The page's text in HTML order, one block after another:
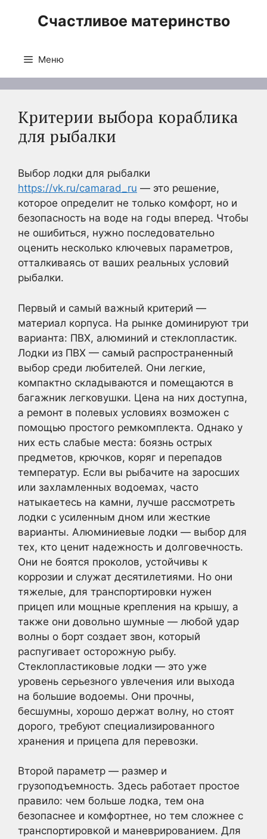
Счастливое материнство
Меню
Критерии выбора кораблика
для рыбалки
Выбор лодки для рыбалки
https://vk.ru/camarad_ru — это решение,
которое определит не только комфорт, но и
безопасность на воде на годы вперед. Чтобы
не ошибиться, нужно последовательно
оценить несколько ключевых параметров,
отталкиваясь от ваших реальных условий
рыбалки.
Первый и самый важный критерий —
материал корпуса. На рынке доминируют три
варианта: ПВХ, алюминий и стеклопластик.
Лодки из ПВХ — самый распространенный
выбор среди любителей. Они легкие,
компактно складываются и помещаются в
багажник легковушки. Цена на них доступна,
а ремонт в полевых условиях возможен с
помощью простого ремкомплекта. Однако у
них есть слабые места: боязнь острых
предметов, крючков, коряг и перепадов
температур. Если вы рыбачите на заросших
или захламленных водоемах, часто
натыкаетесь на камни, лучше рассмотреть
лодки с усиленным дном или жесткие
варианты. Алюминиевые лодки — выбор для
тех, кто ценит надежность и долговечность.
Они не боятся проколов, устойчивы к
коррозии и служат десятилетиями. Но они
тяжелые, для транспортировки нужен
прицеп или мощные крепления на крышу, а
также они довольно шумные — любой удар
волны о борт создает звон, который
распугивает осторожную рыбу.
Стеклопластиковые лодки — это уже
уровень серьезного увлечения или выхода
на большие водоемы. Они прочны,
бесшумны, хорошо держат волну, но стоят
дорого, требуют специализированного
хранения и прицепа для перевозки.
Второй параметр — размер и
грузоподъемность. Здесь работает простое
правило: чем больше лодка, тем она
безопаснее и комфортнее, но тем сложнее с
транспортировкой и маневрированием. Для